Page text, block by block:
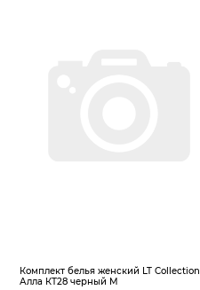
Комплект белья женский LT Collection
Алла КТ28 черный M